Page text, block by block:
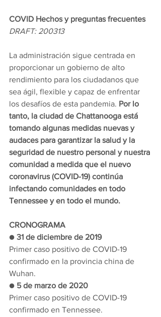
COVID Hechos y preguntas frecuentes
DRAFT: 200313
La administración sigue centrada en
proporcionar un gobierno de alto
rendimiento para los ciudadanos que
sea ágil, flexible y capaz de enfrentar
los desafíos de esta pandemia. Por lo
tanto, la ciudad de Chattanooga está
tomando algunas medidas nuevas y
audaces para garantizar la salud y la
seguridad de nuestro personal y nuestra
comunidad a medida que el nuevo
coronavirus (COVID-19) continúa
infectando comunidades en todo
Tennessee y en todo el mundo.
CRONOGRAMA
● 31 de diciembre de 2019
Primer caso positivo de COVID-19
confirmado en la provincia china de
Wuhan.
● 5 de marzo de 2020
Primer caso positivo de COVID-19
confirmado en Tennessee.